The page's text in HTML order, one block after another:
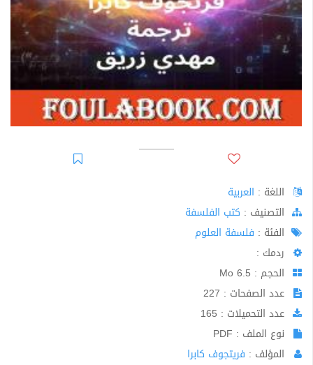
اللغة : العربية
اﻟﺘﺼﻨﻴﻒ : كتب الفلسفة
الفئة : فلسفة العلوم
ردمك :
الحجم : 6.5 Mo
عدد الصفحات : 227
عدد التحميلات : 165
نوع الملف : PDF
المؤلف : فريتجوف كابرا